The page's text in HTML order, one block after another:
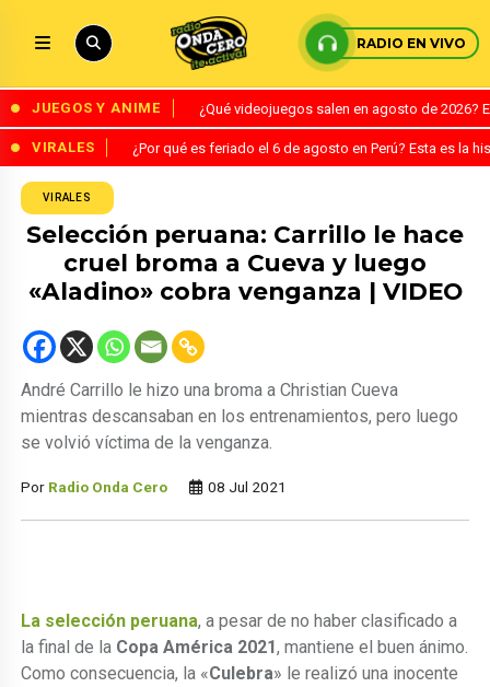
RADIO EN VIVO
JUEGOS Y ANIME ¿Qué videojuegos salen en agosto de
VIRALES ¿Por qué es feriado el 6 de agosto en Perú? Esta es la
VIRALES
Selección peruana: Carrillo le hace
cruel broma a Cueva y luego
«Aladino» cobra venganza | VIDEO
André Carrillo le hizo una broma a Christian Cueva
mientras descansaban en los entrenamientos, pero luego
se volvió víctima de la venganza.
Por Radio Onda Cero 08 Jul 2021
La selección peruana, a pesar de no haber clasificado a
la final de la Copa América 2021, mantiene el buen ánimo.
Como consecuencia, la «Culebra» le realizó una inocente